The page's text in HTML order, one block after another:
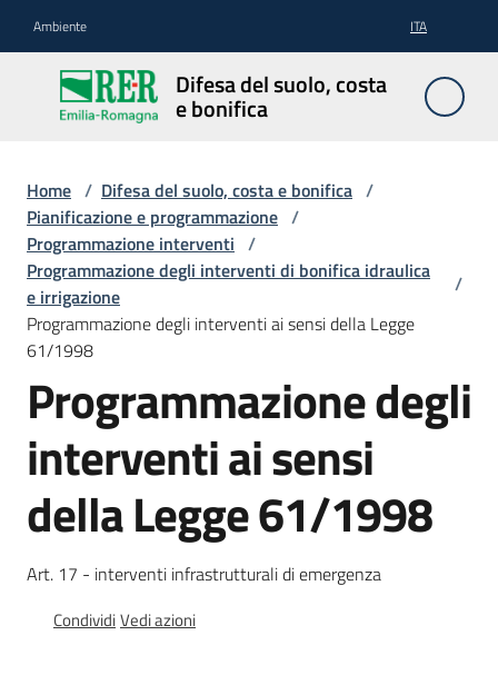
Ambiente ITA
Difesa del suolo, costa
e bonifica
Difesa
del
suolo,
bonifica
Pianificazione
e
programmazione
Documentazione
Comunicazione
Home / Difesa del suolo, costa e bonifica /
Pianificazione e programmazione /
Programmazione interventi /
Programmazione degli interventi di bonifica idraulica
e irrigazione
/
Programmazione degli interventi ai sensi della Legge
61/1998
Programmazione degli
interventi ai sensi
della Legge 61/1998
Art. 17 - interventi infrastrutturali di emergenza
CondividiVedi azioni